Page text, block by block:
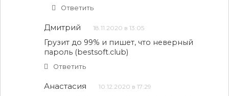
Ответить
Дмитрий 18.11.2020 в 13:05
Грузит до 99% и пишет, что неверный
пароль (bestsoft.club)
Ответить
Анастасия 10.12.2020 в 17:29